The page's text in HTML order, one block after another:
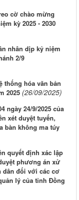
cờ chào mừng
kỳ 2025 - 2030
nhân dịp kỷ niệm
2/9
thống hóa văn bản
2025 (26/09/2025)
ngày 24/9/2025 của
xét duyệt tuyến,
bàn không ma túy
quyết định xác lập
phương án xử
dân đối với các cơ
lý của tỉnh Đồng